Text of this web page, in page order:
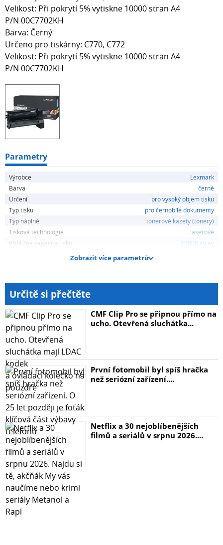
Velikost: Při pokrytí 5% vytiskne 10000 stran A4
P/N 00C7702KH
Barva: Černý
Určeno pro tiskárny: C770, C772
Velikost: Při pokrytí 5% vytiskne 10000 stran A4
P/N 00C7702KH
Parametry
Výrobce
Lexmark
Barva
černé
Určení
pro vysoký objem tisku
Typ tisku
pro černobílé dokumenty
Typ náplně
tonerové kazety (tonery)
Tisková technologie
laserové
Přibližná kapacita tisku
10000 stran
Zobrazit více parametrů
Určitě si přečtěte
CMF Clip Pro se připnou přímo na
ucho. Otevřená sluchátka...
První fotomobil byl spíš hračka
než seriózní zařízení....
Netflix a 30 nejoblíbenějších
filmů a seriálů v srpnu 2026....